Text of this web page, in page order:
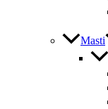
Masti